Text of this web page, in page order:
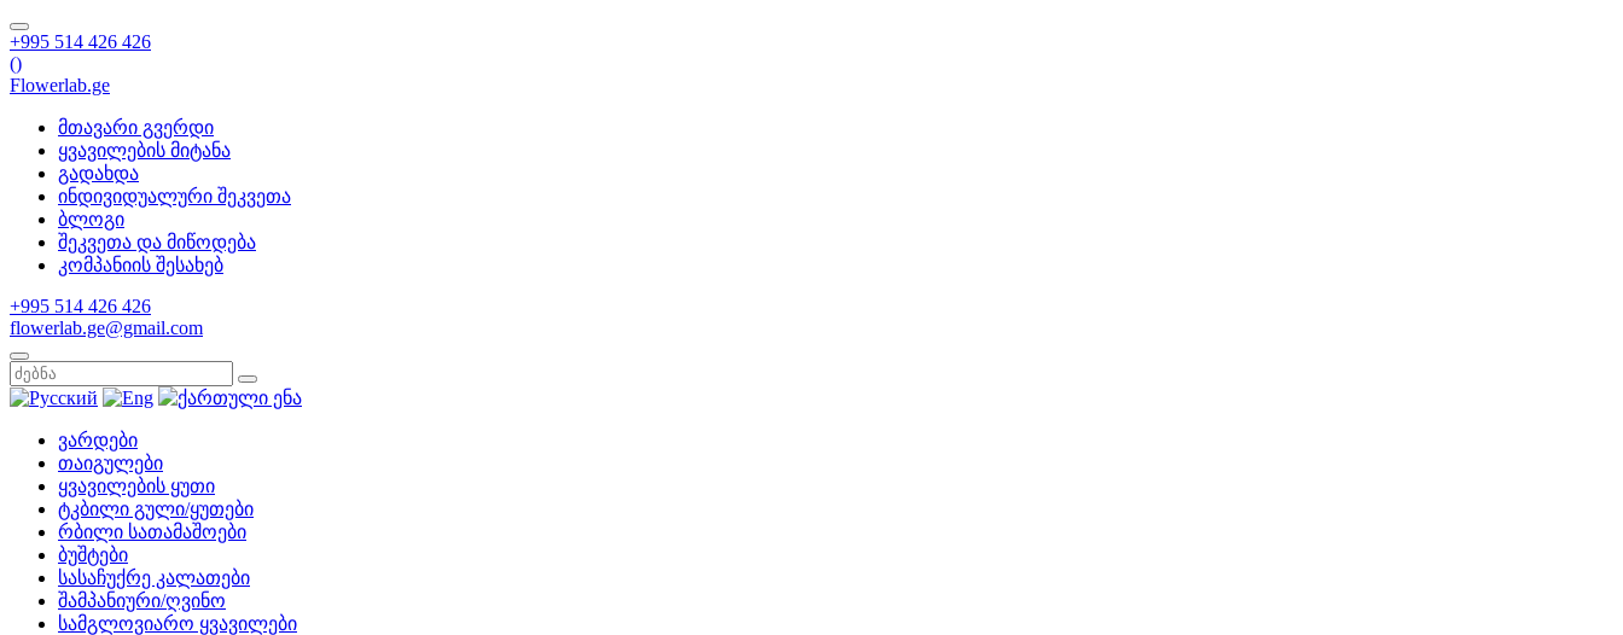
+995 514 426 426
()
Flowerlab.ge
მთავარი გვერდი
ყვავილების მიტანა
გადახდა
ინდივიდუალური შეკვეთა
ბლოგი
შეკვეთა და მიწოდება
კომპანიის შესახებ
+995 514 426 426
flowerlab.ge@gmail.com
ვარდები
თაიგულები
ყვავილების ყუთი
ტკბილი გული/ყუთები
რბილი სათამაშოები
ბუშტები
სასაჩუქრე კალათები
შამპანიური/ღვინო
სამგლოვიარო ყვავილები